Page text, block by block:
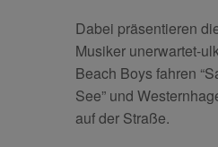
Dabei präsentieren
Musiker unerwartet-
Beach Boys fahren
See” und
auf der Straße.